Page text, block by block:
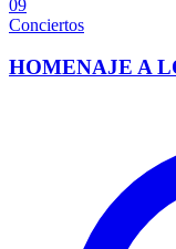
09
Conciertos
HOMENAJE A